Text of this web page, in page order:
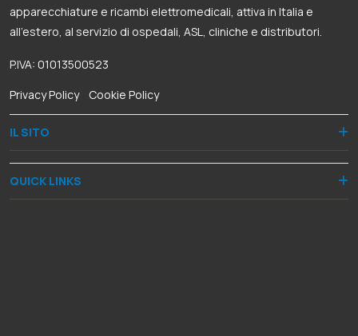
apparecchiature e ricambi elettromedicali, attiva in Italia e
all’estero, al servizio di ospedali, ASL, cliniche e distributori.
P.IVA: 01013500523
Privacy Policy- Cookie Policy
IL SITO
QUICK LINKS